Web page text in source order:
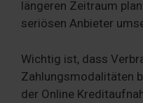
längeren Zeitraum
seriösen Anbieter
Wichtig ist, dass
Zahlungsmodalitäten
der Online